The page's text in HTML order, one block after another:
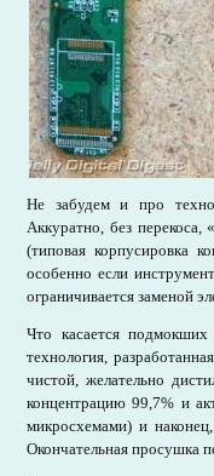
Не забудем и про
Аккуратно, без
(типовая корпусировка
особенно если
ограничивается заменой
Что касается
технология,
чистой, желательно
концентрацию 99,7% и
микросхемами) и
Окончательная просушка